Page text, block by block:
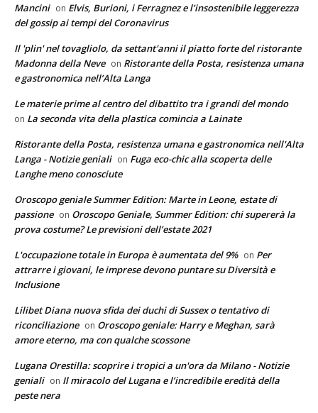
Mancini on Elvis, Burioni, i Ferragnez e l’insostenibile leggerezza
del gossip ai tempi del Coronavirus
Il 'plin' nel tovagliolo, da settant'anni il piatto forte del ristorante
Madonna della Neve on Ristorante della Posta, resistenza umana
e gastronomica nell’Alta Langa
Le materie prime al centro del dibattito tra i grandi del mondo
on La seconda vita della plastica comincia a Lainate
Ristorante della Posta, resistenza umana e gastronomica nell'Alta
Langa - Notizie geniali on Fuga eco-chic alla scoperta delle
Langhe meno conosciute
Oroscopo geniale Summer Edition: Marte in Leone, estate di
passione on Oroscopo Geniale, Summer Edition: chi supererà la
prova costume? Le previsioni dell’estate 2021
L'occupazione totale in Europa è aumentata del 9% on Per
attrarre i giovani, le imprese devono puntare su Diversità e
Inclusione
Lilibet Diana nuova sfida dei duchi di Sussex o tentativo di
riconciliazione on Oroscopo geniale: Harry e Meghan, sarà
amore eterno, ma con qualche scossone
Lugana Orestilla: scoprire i tropici a un'ora da Milano - Notizie
geniali on Il miracolo del Lugana e l’incredibile eredità della
peste nera